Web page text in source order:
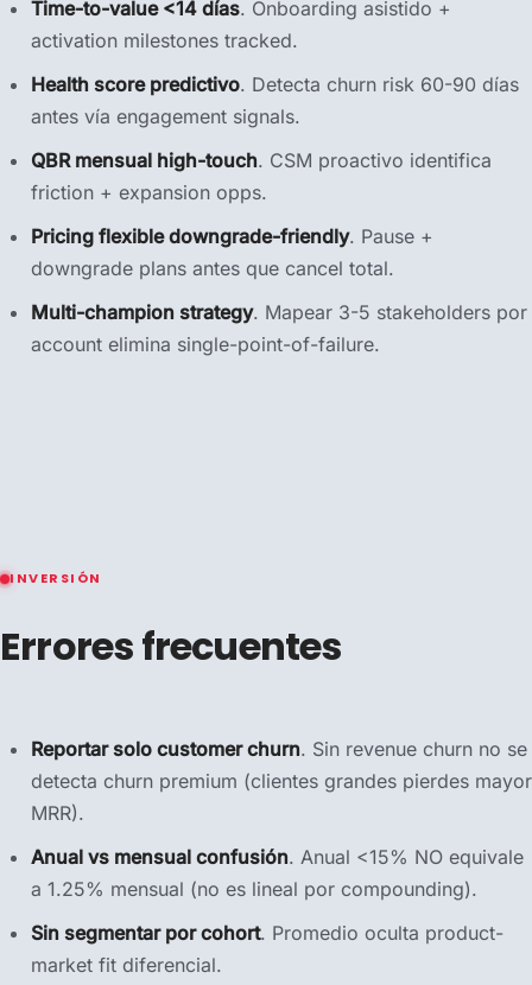
Time-to-value <14 días. Onboarding asistido +
activation milestones tracked.
Health score predictivo. Detecta churn risk 60-90 días
antes vía engagement signals.
QBR mensual high-touch. CSM proactivo identifica
friction + expansion opps.
Pricing flexible downgrade-friendly. Pause +
downgrade plans antes que cancel total.
Multi-champion strategy. Mapear 3-5 stakeholders por
account elimina single-point-of-failure.
INVERSIÓN
Errores frecuentes
Reportar solo customer churn. Sin revenue churn no se
detecta churn premium (clientes grandes pierdes mayor
MRR).
Anual vs mensual confusión. Anual <15% NO equivale
a 1.25% mensual (no es lineal por compounding).
Sin segmentar por cohort. Promedio oculta product-
market fit diferencial.